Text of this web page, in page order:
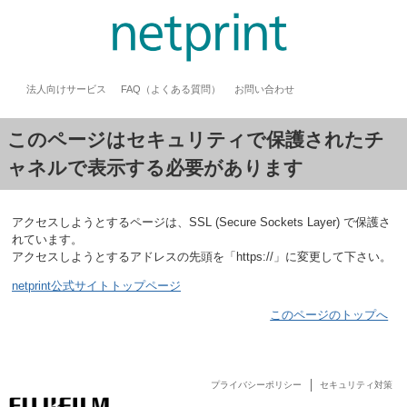
法人向けサービス FAQ（よくある質問） お問い合わせ
このページはセキュリティで保護されたチ
ャネルで表示する必要があります
アクセスしようとするページは、SSL (Secure Sockets Layer) で保護さ
れています。
アクセスしようとするアドレスの先頭を「https://」に変更して下さい。
netprint公式サイトトップページ
このページのトップへ
プライバシーポリシー セキュリティ対策